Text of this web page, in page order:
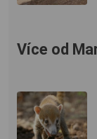
Více od